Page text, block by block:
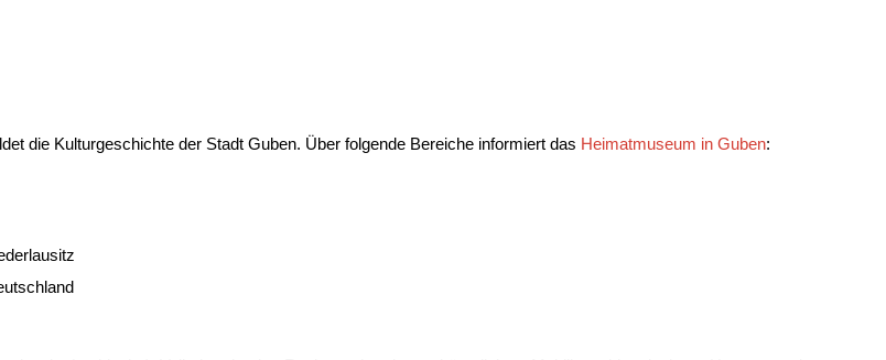
die Kulturgeschichte der Stadt Guben. Über folgende Bereiche informiert das Heimatmuseum in Guben: